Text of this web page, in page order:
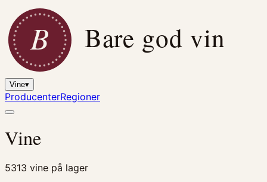
B Bare god vin
Vine▾
ProducenterRegioner
Vine
5313 vine på lager